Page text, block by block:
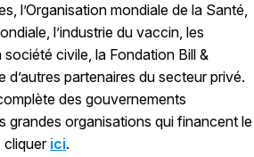
l’Organisation mondiale de la Santé,
l’industrie du vaccin, les
civile, la Fondation Bill &
d’autres partenaires du secteur privé.
des gouvernements
grandes organisations qui financent le
cliquer ici.